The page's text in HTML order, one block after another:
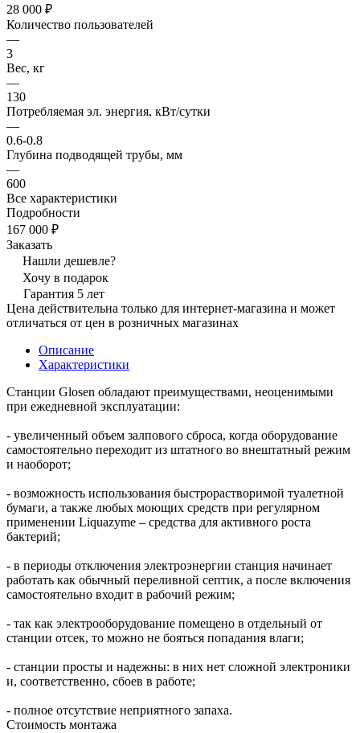
28 000 ₽
Количество пользователей
—
3
Вес, кг
—
130
Потребляемая эл. энергия, кВт/сутки
—
0.6-0.8
Глубина подводящей трубы, мм
—
600
Все характеристики
Подробности
167 000 ₽
Заказать
Нашли дешевле?
Хочу в подарок
Гарантия 5 лет
Цена действительна только для интернет-магазина и может
отличаться от цен в розничных магазинах
Описание
Характеристики
Станции Glosen обладают преимуществами, неоценимыми
при ежедневной эксплуатации:
- увеличенный объем залпового сброса, когда оборудование
самостоятельно переходит из штатного во внештатный режим
и наоборот;
- возможность использования быстрорастворимой туалетной
бумаги, а также любых моющих средств при регулярном
применении Liquazyme – средства для активного роста
бактерий;
- в периоды отключения электроэнергии станция начинает
работать как обычный переливной септик, а после включения
самостоятельно входит в рабочий режим;
- так как электрооборудование помещено в отдельный от
станции отсек, то можно не бояться попадания влаги;
- станции просты и надежны: в них нет сложной электроники
и, соответственно, сбоев в работе;
- полное отсутствие неприятного запаха.
Стоимость монтажа